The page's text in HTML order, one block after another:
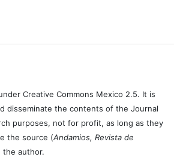
Creative Commons Mexico 2.5. It is
disseminate the contents of the Journal
purposes, not for profit, as long as they
the source (Andamios, Revista de
the author.